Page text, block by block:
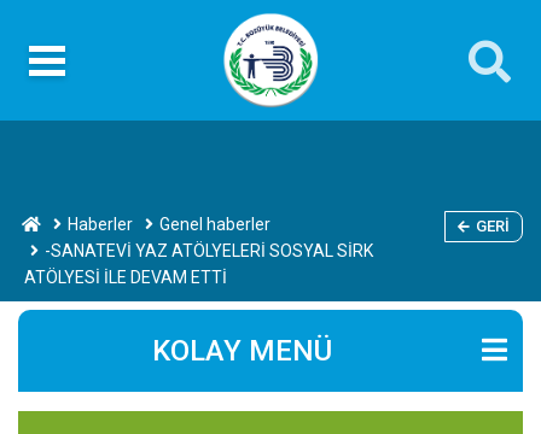
Haberler
Genel haberler
-SANATEVİ YAZ ATÖLYELERİ SOSYAL SİRK
ATÖLYESİ İLE DEVAM ETTİ
GERI
KOLAY MENÜ